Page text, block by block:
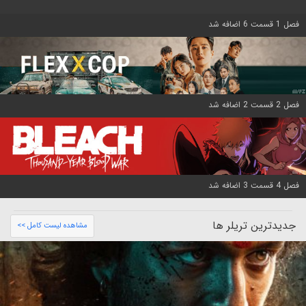
فصل 1 قسمت 6 اضافه شد
فصل 2 قسمت 2 اضافه شد
فصل 4 قسمت 3 اضافه شد
جدیدترین تریلر ها مشاهده لیست کامل >>